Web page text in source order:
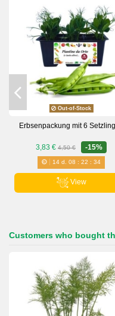
Out-of-Stock
Erbsenpackung mit 6
3,83 € 4,50 € -15%
14d. 08 : 22 : 34
View
Customers who bought